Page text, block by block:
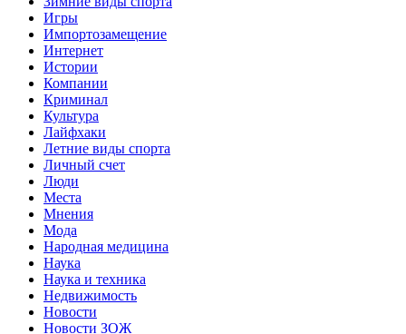
Игры
Импортозамещение
Интернет
Истории
Компании
Криминал
Культура
Лайфхаки
Летние виды спорта
Личный счет
Люди
Места
Мнения
Мода
Народная медицина
Наука
Наука и техника
Недвижимость
Новости
Новости ЗОЖ